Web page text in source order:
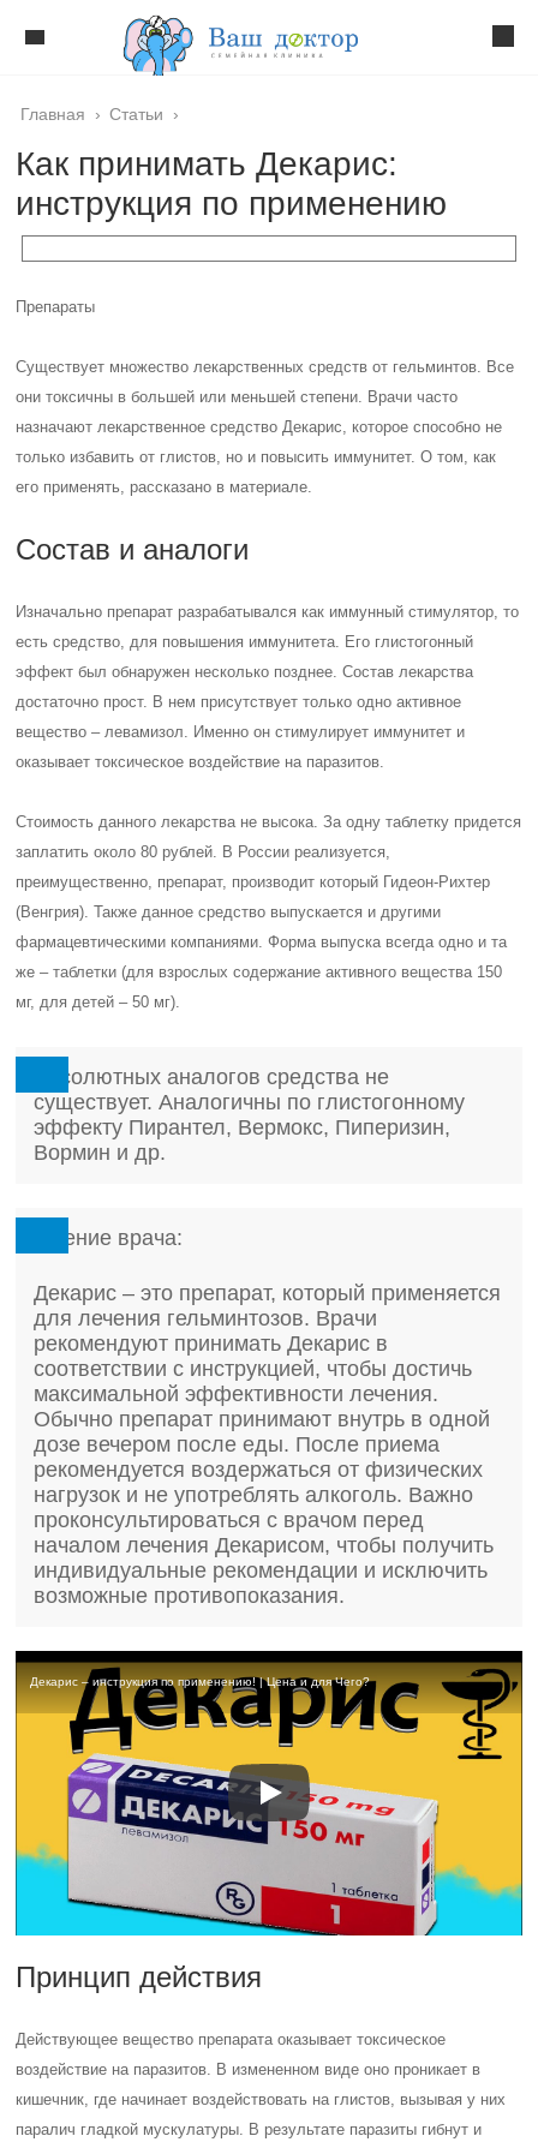
Главная › Статьи ›
Как принимать Декарис:
инструкция по применению
Препараты
Существует множество лекарственных средств от гельминтов. Все
они токсичны в большей или меньшей степени. Врачи часто
назначают лекарственное средство Декарис, которое способно не
только избавить от глистов, но и повысить иммунитет. О том, как
его применять, рассказано в материале.
Состав и аналоги
Изначально препарат разрабатывался как иммунный стимулятор, то
есть средство, для повышения иммунитета. Его глистогонный
эффект был обнаружен несколько позднее. Состав лекарства
достаточно прост. В нем присутствует только одно активное
вещество – левамизол. Именно он стимулирует иммунитет и
оказывает токсическое воздействие на паразитов.
Стоимость данного лекарства не высока. За одну таблетку придется
заплатить около 80 рублей. В России реализуется,
преимущественно, препарат, производит который Гидеон-Рихтер
(Венгрия). Также данное средство выпускается и другими
фармацевтическими компаниями. Форма выпуска всегда одно и та
же – таблетки (для взрослых содержание активного вещества 150
мг, для детей – 50 мг).
Абсолютных аналогов средства не
существует. Аналогичны по глистогонному
эффекту Пирантел, Вермокс, Пиперизин,
Вормин и др.
Мнение врача:
Декарис – это препарат, который применяется
для лечения гельминтозов. Врачи
рекомендуют принимать Декарис в
соответствии с инструкцией, чтобы достичь
максимальной эффективности лечения.
Обычно препарат принимают внутрь в одной
дозе вечером после еды. После приема
рекомендуется воздержаться от физических
нагрузок и не употреблять алкоголь. Важно
проконсультироваться с врачом перед
началом лечения Декарисом, чтобы получить
индивидуальные рекомендации и исключить
возможные противопоказания.
Декарис – инструкция по применению! | Цена и для Чего?
Принцип действия
Действующее вещество препарата оказывает токсическое
воздействие на паразитов. В измененном виде оно проникает в
кишечник, где начинает воздействовать на глистов, вызывая у них
паралич гладкой мускулатуры. В результате паразиты гибнут и